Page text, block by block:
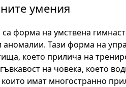
умения
форма на умствена
Тази форма на
което прилича на
на човека, което
имат многостранно